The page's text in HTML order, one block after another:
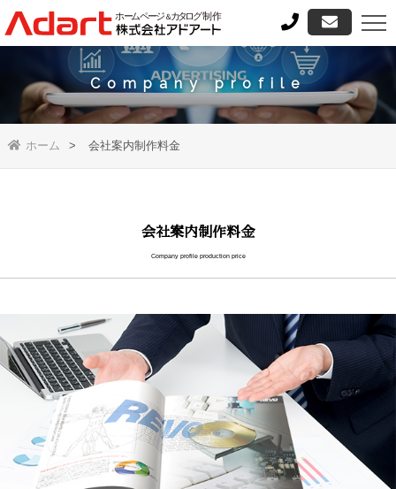
Company profile
ホーム 会社案内制作料金
会社案内制作料金
Company profile production price